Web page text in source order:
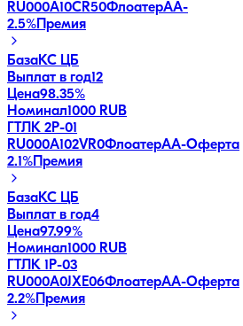
RU000A10CR50ФлоатерAA-
2.5%Премия
БазаКС ЦБ
Выплат в год12
Цена98.35%
Номинал1000 RUB
ГТЛК 2P-01
RU000A102VR0ФлоатерAA-Оферта
2.1%Премия
БазаКС ЦБ
Выплат в год4
Цена97.99%
Номинал1000 RUB
ГТЛК 1P-03
RU000A0JXE06ФлоатерAA-Оферта
2.2%Премия